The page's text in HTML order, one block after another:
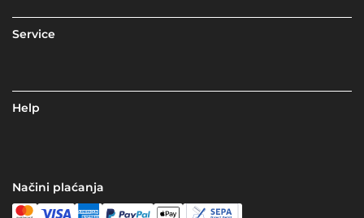
Service
Help
Načini plaćanja